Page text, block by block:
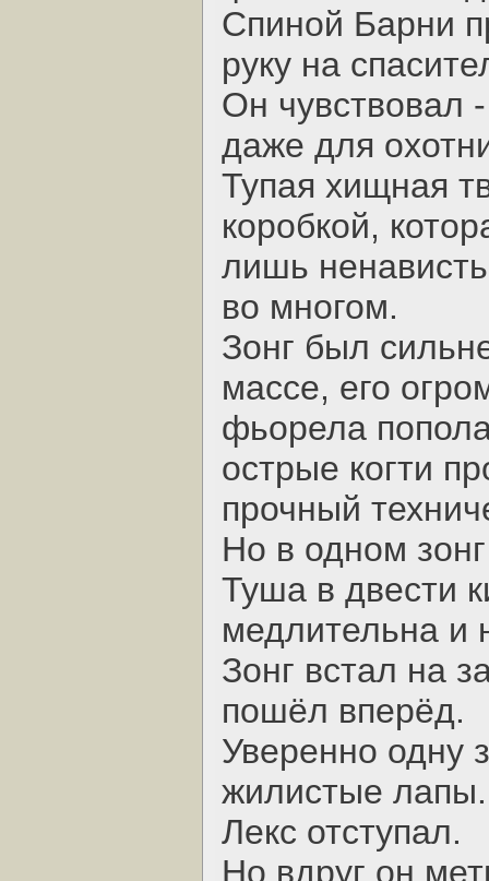
Спиной Барни
руку на
Он чувствовал
даже для
Тупая хищная
коробкой,
лишь
во многом.
Зонг был
массе, его
фьорела
острые когти
прочный
Но в одном
Туша в двести
медлительна и
Зонг встал на
пошёл вперёд.
Уверенно одну
жилистые лапы.
Лекс отступал.
Но вдруг он